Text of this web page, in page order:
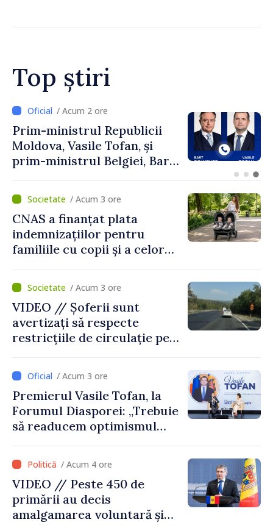
Top știri
/ Acum 2 ore
Prim-ministrul Republicii
Moldova, Vasile Tofan, și
prim-ministrul Belgiei, Bart
despre parcursul european
al Republicii Moldova.
/ Acum 3 ore
CNAS a finanțat plata
indemnizațiilor pentru
familiile cu copii și a celor
temporară de muncă
/ Acum 3 ore
VIDEO // Șoferii sunt
avertizați să respecte
restricțiile de circulație pe
desfășoară lucrări de
reparație/ Acum 3 ore
Premierul Vasile Tofan, la
Forumul Diasporei: „Trebuie
să readucem optimismul
Republica Moldova merge în
direcția corectă”
/ Acum 4 ore
VIDEO // Peste 450 de
primării au decis
amalgamarea voluntară și